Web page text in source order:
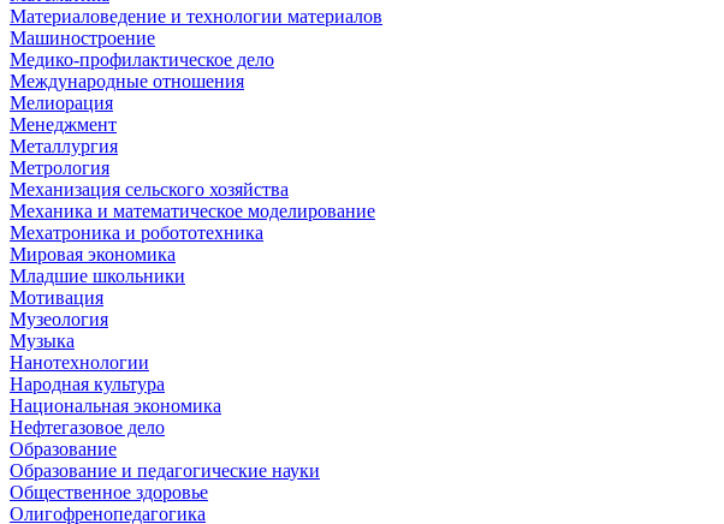
Материаловедение и технологии материалов
Машиностроение
Медико-профилактическое дело
Международные отношения
Мелиорация
Менеджмент
Металлургия
Метрология
Механизация сельского хозяйства
Механика и математическое моделирование
Мехатроника и робототехника
Мировая экономика
Младшие школьники
Мотивация
Музеология
Музыка
Нанотехнологии
Народная культура
Национальная экономика
Нефтегазовое дело
Образование
Образование и педагогические науки
Общественное здоровье
Олигофренопедагогика